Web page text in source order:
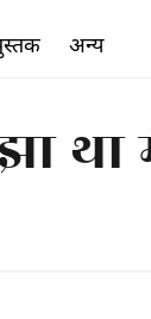
था
अन्य